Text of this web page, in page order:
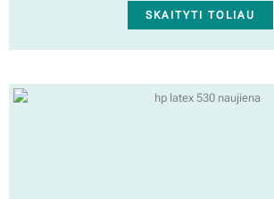
SKAITYTI TOLIAU